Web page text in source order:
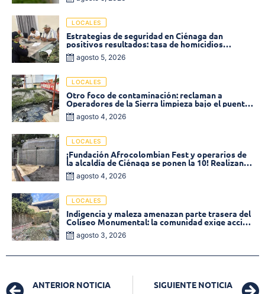
LOCALES
Estrategias de seguridad en Ciénaga dan
positivos resultados: tasa de homicidios
disminuyó un 58% en 2026
agosto 5, 2026
LOCALES
Otro foco de contaminación: reclaman a
Operadores de la Sierra limpieza bajo el puente
de la calle 19 con carrera 11
agosto 4, 2026
LOCALES
¡Fundación Afrocolombian Fest y operarios de
la alcaldía de Ciénaga se ponen la 10! Realizan
limpieza de la parte posterior del Coliseo
Monumental
agosto 4, 2026
LOCALES
Indigencia y maleza amenazan parte trasera del
Coliseo Monumental: la comunidad exige acción
inmediata!
agosto 3, 2026
ANTERIOR NOTICIA SIGUIENTE NOTICIA